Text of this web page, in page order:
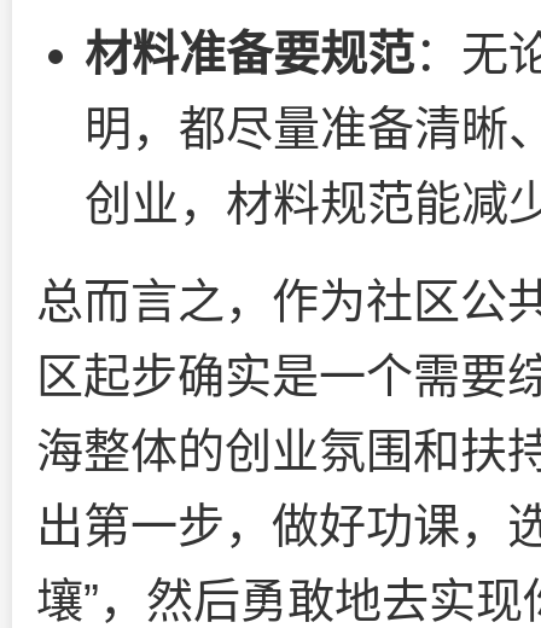
材料准备要规范：无
明，都尽量准备清晰
创业，材料规范能减
总而言之，作为社区公
区起步确实是一个需要
海整体的创业氛围和扶
出第一步，做好功课，
壤”，然后勇敢地去实